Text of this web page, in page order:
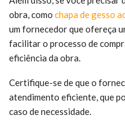
obra, como chapa de gesso
um fornecedor que ofereça
facilitar o processo de
eficiência da obra.
Certifique-se de que o
atendimento eficiente, que
caso de necessidade.